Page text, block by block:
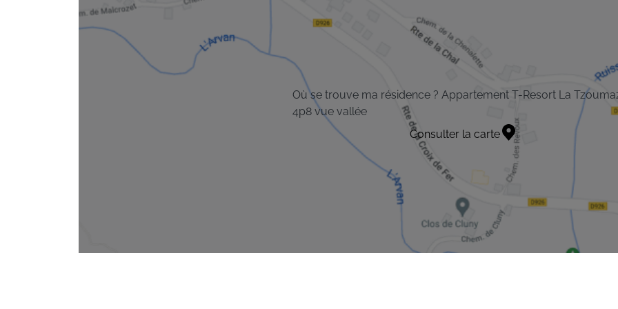
Où se trouve ma résidence ? Appartement T-Resort La
4p8 vue vallée
Consulter la carte